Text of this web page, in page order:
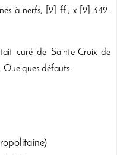
à nerfs, [2] ff., x-[2]-342-
curé de Sainte-Croix de
défauts.